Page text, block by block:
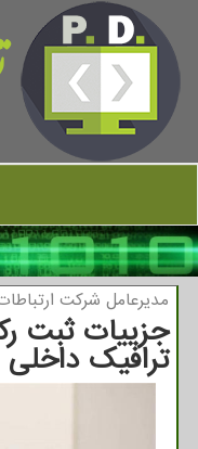
مدیرعامل شركت
جزییات ثبت
ترافیک داخلی